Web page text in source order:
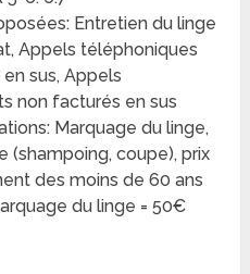
Entretien du linge
Appels téléphoniques
sus, Appels
non facturés en sus
Marquage du linge,
(shampoing, coupe), prix
des moins de 60 ans
du linge = 50€